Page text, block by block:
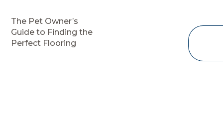
The Pet Owner’s
Guide to Finding the
Perfect Flooring